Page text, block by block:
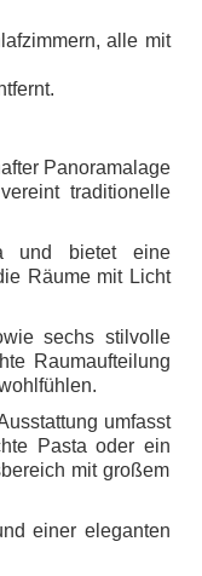
alle mit
Panoramalage
traditionelle
und bietet eine
Räume mit Licht
sechs stilvolle
Raumaufteilung
umfasst
Pasta oder ein
mit großem
einer eleganten